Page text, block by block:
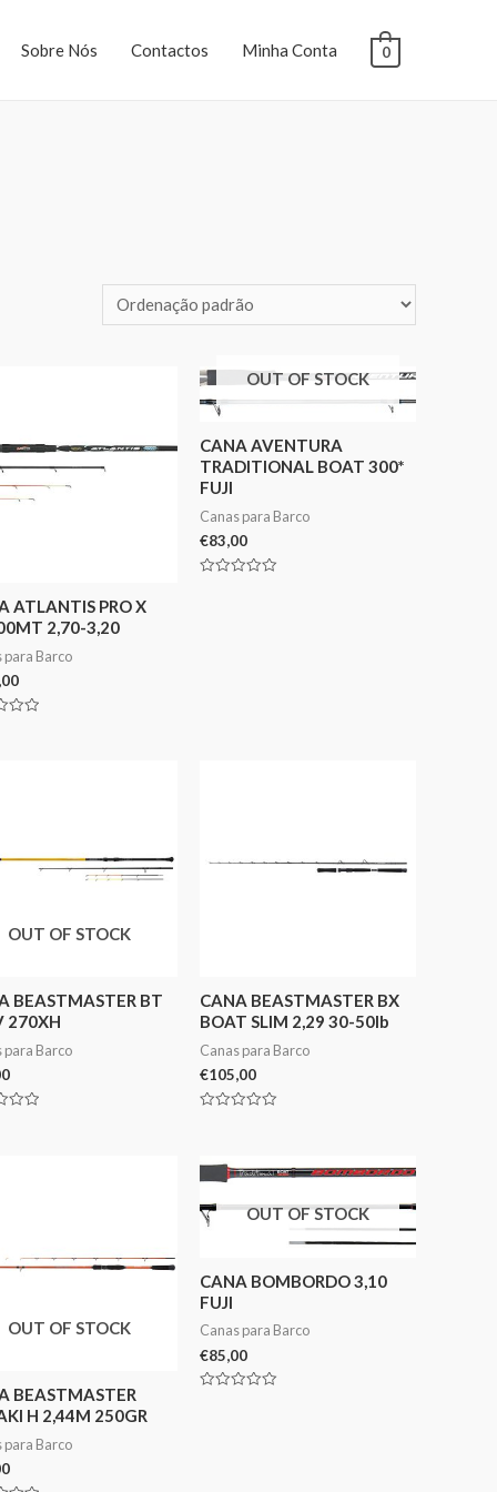
Sobre Nós Contactos Minha Conta 0
ATLANTIS PRO X
2,70-3,20
para Barco
OUT OF STOCK
CANA AVENTURA
TRADITIONAL BOAT 300*
FUJI
Canas para Barco
€83,00
OUT OF STOCK
BEASTMASTER BT
270XH
para Barco
CANA BEASTMASTER BX
BOAT SLIM 2,29 30-50lb
Canas para Barco
€105,00
OUT OF STOCK
BEASTMASTER
H 2,44M 250GR
para Barco
OUT OF STOCK
CANA BOMBORDO 3,10
FUJI
Canas para Barco
€85,00